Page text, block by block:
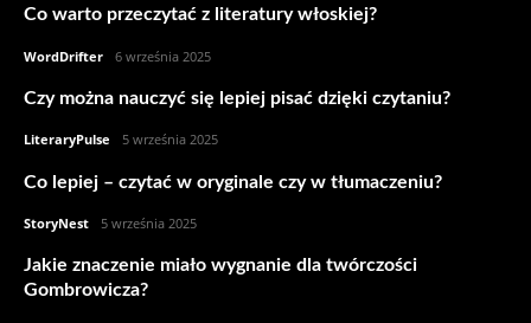
Co warto przeczytać z literatury włoskiej?
WordDrifter 6 września 2025
Czy można nauczyć się lepiej pisać dzięki czytaniu?
LiteraryPulse 5 września 2025
Co lepiej – czytać w oryginale czy w tłumaczeniu?
StoryNest 5 września 2025
Jakie znaczenie miało wygnanie dla twórczości
Gombrowicza?